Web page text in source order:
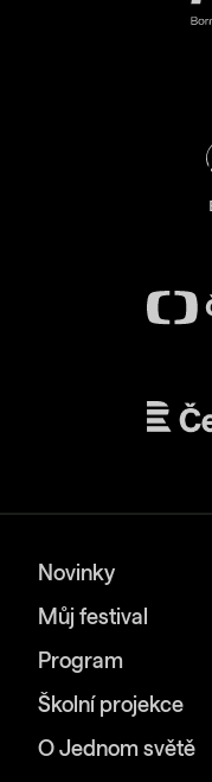
Novinky
Můj festival
Program
Školní projekce
O Jednom světě